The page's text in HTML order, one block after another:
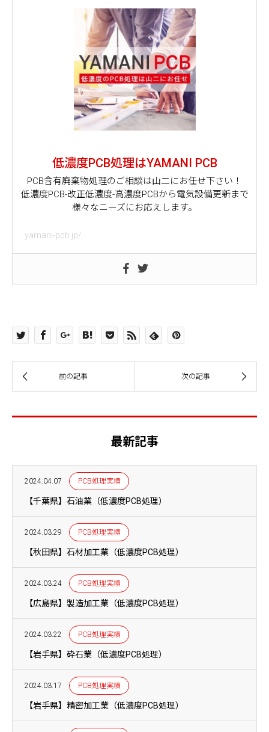
低濃度PCB処理はYAMANI PCB
PCB含有廃棄物処理のご相談は山二にお任せ下さい！
低濃度PCB-改正低濃度-高濃度PCBから電気設備更新まで
様々なニーズにお応えします。
yamani-pcb.jp/
最新記事
2024.04.07 PCB処理実績
【千葉県】石油業（低濃度PCB処理）
2024.03.29 PCB処理実績
【秋田県】石材加工業（低濃度PCB処理）
2024.03.24 PCB処理実績
【広島県】製造加工業（低濃度PCB処理）
2024.03.22 PCB処理実績
【岩手県】砕石業（低濃度PCB処理）
2024.03.17 PCB処理実績
【岩手県】精密加工業（低濃度PCB処理）